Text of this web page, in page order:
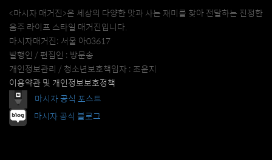
<마시자 매거진>은 세상의 다양한 맛과 사는 재미를 찾아 전달하는 진정한
음주 라이프 스타일 매거진입니다.
마시자매거진: 서울 아03617
발행인 / 편집인 : 방문송
개인정보관리 / 청소년보호책임자 : 조윤지
이용약관 및 개인정보보호정책
마시자 공식 포스트
마시자 공식 블로그